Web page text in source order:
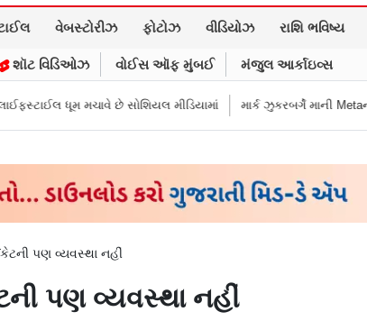
વેબસ્ટોરીઝ ફોટોઝ વીડિયોઝ રાશિ ભવિષ્ય
શૉટ વિડિઓઝ વોઈસ ઑફ મુંબઈ મંજુલ આર્કાઇવ્સ
છે સોશિયલ મીડિયામાં માર્ક ઝુકરબર્ગે માની Metaની ભૂલ, ચાઈલ્ડ
પણ વ્યવસ્થા નહીં
પણ વ્યવસ્થા નહીં